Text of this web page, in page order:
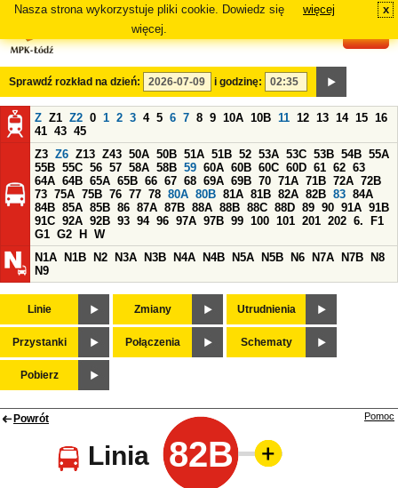
Nasza strona wykorzystuje pliki cookie. Dowiedz się
więcej.
więcej x
Sprawdź rozkład na dzień: i godzinę:
Z Z1 Z2 0 1 2 3 4 5 6 7 8 9 10A 10B 11 12 13 14 15 16
41 43 45
Z3 Z6 Z13 Z43 50A 50B 51A 51B 52 53A 53C 53B 54B 55A
55B 55C 56 57 58A 58B 59 60A 60B 60C 60D 61 62 63
64A 64B 65A 65B 66 67 68 69A 69B 70 71A 71B 72A 72B
73 75A 75B 76 77 78 80A 80B 81A 81B 82A 82B 83 84A
84B 85A 85B 86 87A 87B 88A 88B 88C 88D 89 90 91A 91B
91C 92A 92B 93 94 96 97A 97B 99 100 101 201 202 6.
F1
G1 G2 H
W
N1A
N1B N2 N3A N3B N4A N4B N5A N5B N6 N7A N7B
N8
N9
Linie Zmiany Utrudnienia
Przystanki Połączenia Schematy
Pobierz
Powrót
Linia 82B
Pomoc